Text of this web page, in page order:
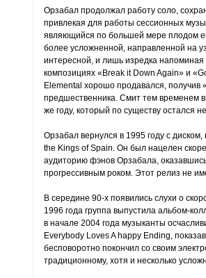
Орзабал продолжал работу соло,
привлекая для работы сессионных
являющийся по большей мере плодом
более усложненной, направленной на
интересной, и лишь изредка
композициях «Break it Down Again» и
Elemental хорошо продавался, получив
предшественника. Смит тем временем
же году, который по существу остался
Орзабал вернулся в 1995 году с
the Kings of Spain. Он был нацелен
аудиторию фэнов Орзабала,
прогрессивным роком. Этот релиз не
В середине 90-х появились слухи о
1996 года группа выпустила альбом-
в начале 2004 года музыканты
Everybody Loves A happy Ending,
бесповоротно покончил со своим
традиционному, хотя и несколько